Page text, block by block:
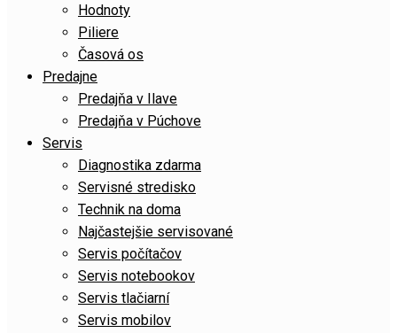
Hodnoty
Piliere
Časová os
Predajne
Predajňa v Ilave
Predajňa v Púchove
Servis
Diagnostika zdarma
Servisné stredisko
Technik na doma
Najčastejšie servisované
Servis počítačov
Servis notebookov
Servis tlačiarní
Servis mobilov